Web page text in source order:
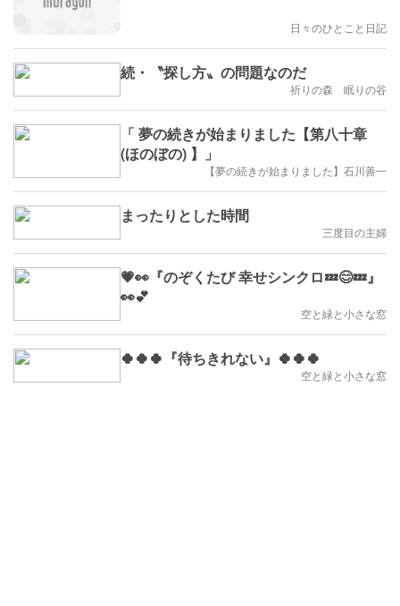
日々のひとこと日記
続・〝探し方〟の問題なのだ
祈りの森 眠りの谷
「 夢の続きが始まりました【第八十章
(ほのぼの) 】」
【夢の続きが始まりました】石川善一
まったりとした時間
三度目の主婦
💗👀『のぞくたび 幸せシンクロ💤😊💤』
👀💕
空と緑と小さな窓
🍀🍀🍀『待ちきれない』🍀🍀🍀
空と緑と小さな窓